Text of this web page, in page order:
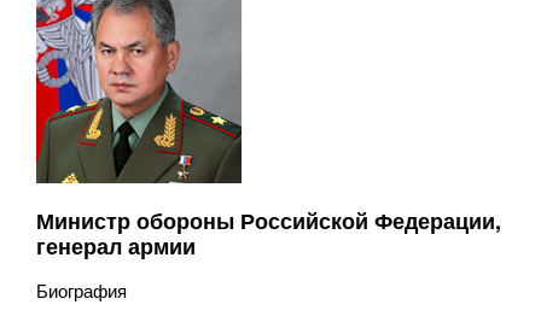
Министр обороны Российской Федерации,
генерал армии
Биография